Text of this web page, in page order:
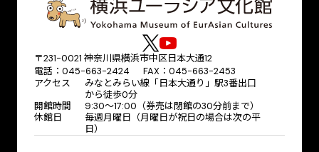
〒231-0021 神奈川県横浜市中区日本大通12
電話：045-663-2424 FAX：045-663-2453
アクセス
みなとみらい線「日本大通り」駅3番出口
から徒歩0分
開館時間
9:30～17:00（券売は閉館の30分前まで）
休館日
毎週月曜日（月曜日が祝日の場合は次の平
日）